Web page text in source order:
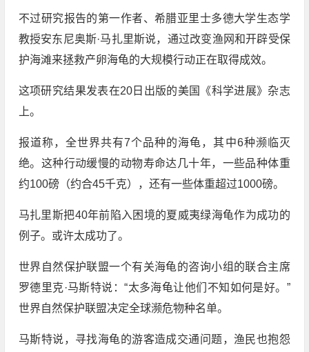
不过研究报告的第一作者、希腊亚里士多德大学生态学
教授安东尼奥斯·马扎里斯说，通过改变渔网和开辟受保
护海滩来拯救产卵海龟的大规模行动正在取得成效。
这项研究结果发表在20日出版的美国《科学进展》杂志
上。
报道称，全世界共有7个品种的海龟，其中6种濒临灭
绝。这种行动缓慢的动物寿命达几十年，一些品种体重
约100磅（约合45千克），还有一些体重超过1000磅。
马扎里斯把40年前陷入困境的夏威夷绿海龟作为成功的
例子。或许太成功了。
世界自然保护联盟一个有关海龟的咨询小组的联合主席
罗德里克·马斯特说：“太多海龟让他们不知如何是好。”
世界自然保护联盟决定全球濒危物种名单。
马斯特说，寻找海龟的游客造成交通问题，渔民也抱怨